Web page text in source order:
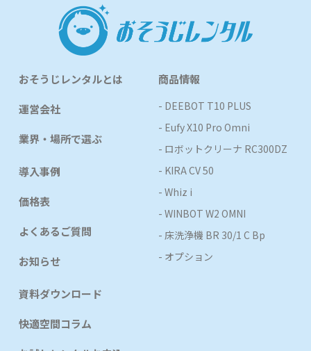
おそうじレンタルとは
運営会社
業界・場所で選ぶ
商品情報
- DEEBOT T10 PLUS
- Eufy X10 Pro Omni
- ロボットクリーナ RC300DZ
- KIRA CV 50
- Whiz i
- WINBOT W2 OMNI
- 床洗浄機 BR 30/1 C Bp
- オプション
導入事例
価格表
よくあるご質問
お知らせ
資料ダウンロード
快適空間コラム